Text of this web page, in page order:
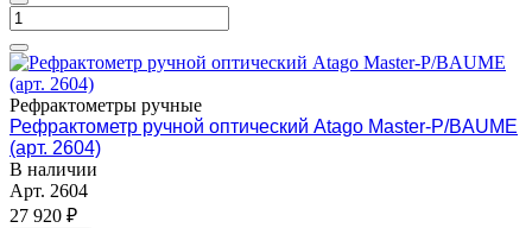
Рефрактометры ручные
Рефрактометр ручной оптический Atago Master-P/BAUME
(арт. 2604)
В наличии
Арт. 2604
27 920 ₽